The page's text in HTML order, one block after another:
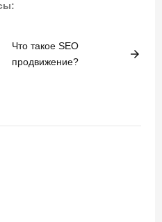
Что такое SEO
продвижение?
arrow_forward